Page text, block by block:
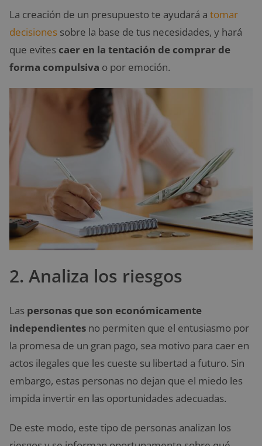
La creación de un presupuesto te ayudará a tomar
decisiones sobre la base de tus necesidades, y hará
que evites caer en la tentación de comprar de
forma compulsiva o por emoción.
2. Analiza los riesgos
Las personas que son económicamente
independientes no permiten que el entusiasmo por
la promesa de un gran pago, sea motivo para caer en
actos ilegales que les cueste su libertad a futuro. Sin
embargo, estas personas no dejan que el miedo les
impida invertir en las oportunidades adecuadas.
De este modo, este tipo de personas analizan los